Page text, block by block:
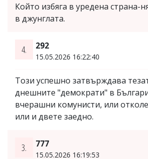
Който избяга в уредена страна-
в джунглата.
4. 292
15.05.2026 16:22:40
Този успешно затвърждава
днешните "демократи" в
вчерашни комунисти, или
или и двете заедно.
3. 777
15.05.2026 16:19:53